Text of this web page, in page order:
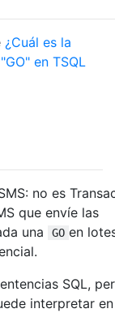
¿Cuál es la
en TSQL
no es
que envíe las
una
GO en
SQL,
interpretar